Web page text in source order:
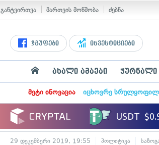
განტვირთვა მართვის მოწმობა ძებნა
ჯგუფები ინვესტიციები
ახალი ამბები ჟურნალი
მეტი ინოვაცია იცხოვრე
29 დეკემბერი 2019, 19:55 პოლიტიკა